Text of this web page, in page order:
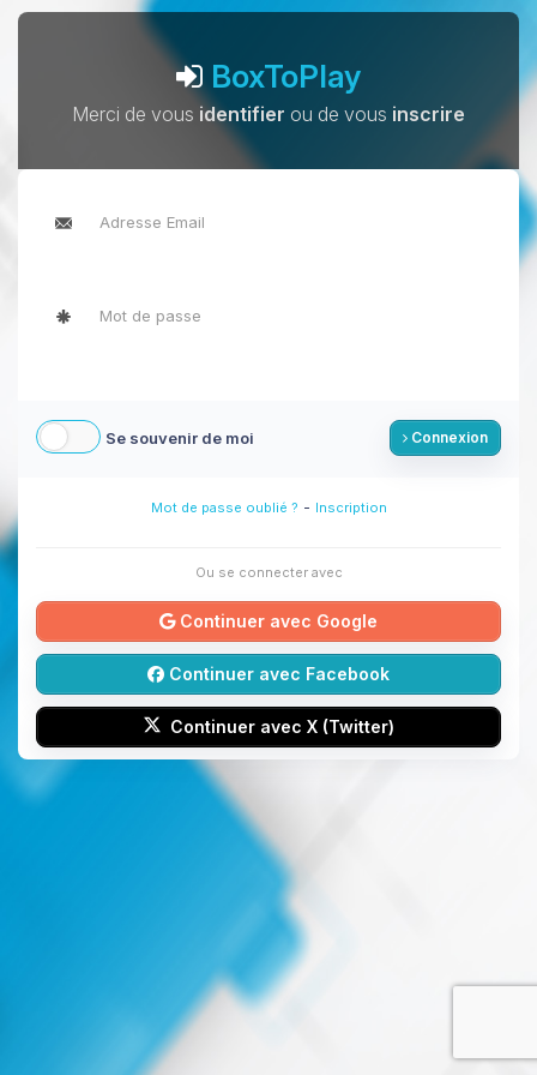
BoxToPlay
Merci de vous identifier ou de vous inscrire
Se souvenir de moi Connexion
Mot de passe oublié ? - Inscription
Ou se connecter avec
Continuer avec Google
Continuer avec Facebook
Continuer avec X (Twitter)